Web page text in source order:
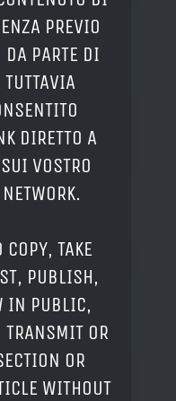
PREVIO
DA PARTE DI
DIRETTO A
VOSTRO
TAKE
PUBLISH,
IN PUBLIC,
TRANSMIT OR
OR
WITHOUT